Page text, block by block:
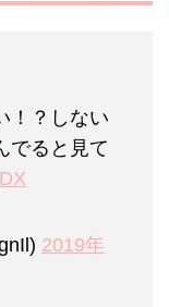
！？しない
でると見て
2019年